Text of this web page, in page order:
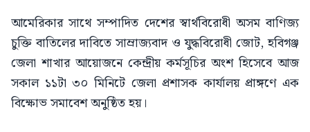
আমেরিকার সাথে সম্পাদিত দেশের স্বার্থবিরোধী অসম বাণিজ্য
চুক্তি বাতিলের দাবিতে সাম্রাজ্যবাদ ও যুদ্ধবিরোধী জোট, হবিগঞ্জ
জেলা শাখার আয়োজনে কেন্দ্রীয় কর্মসূচির অংশ হিসেবে আজ
সকাল ১১টা ৩০ মিনিটে জেলা প্রশাসক কার্যালয় প্রাঙ্গণে এক
বিক্ষোভ সমাবেশ অনুষ্ঠিত হয়।